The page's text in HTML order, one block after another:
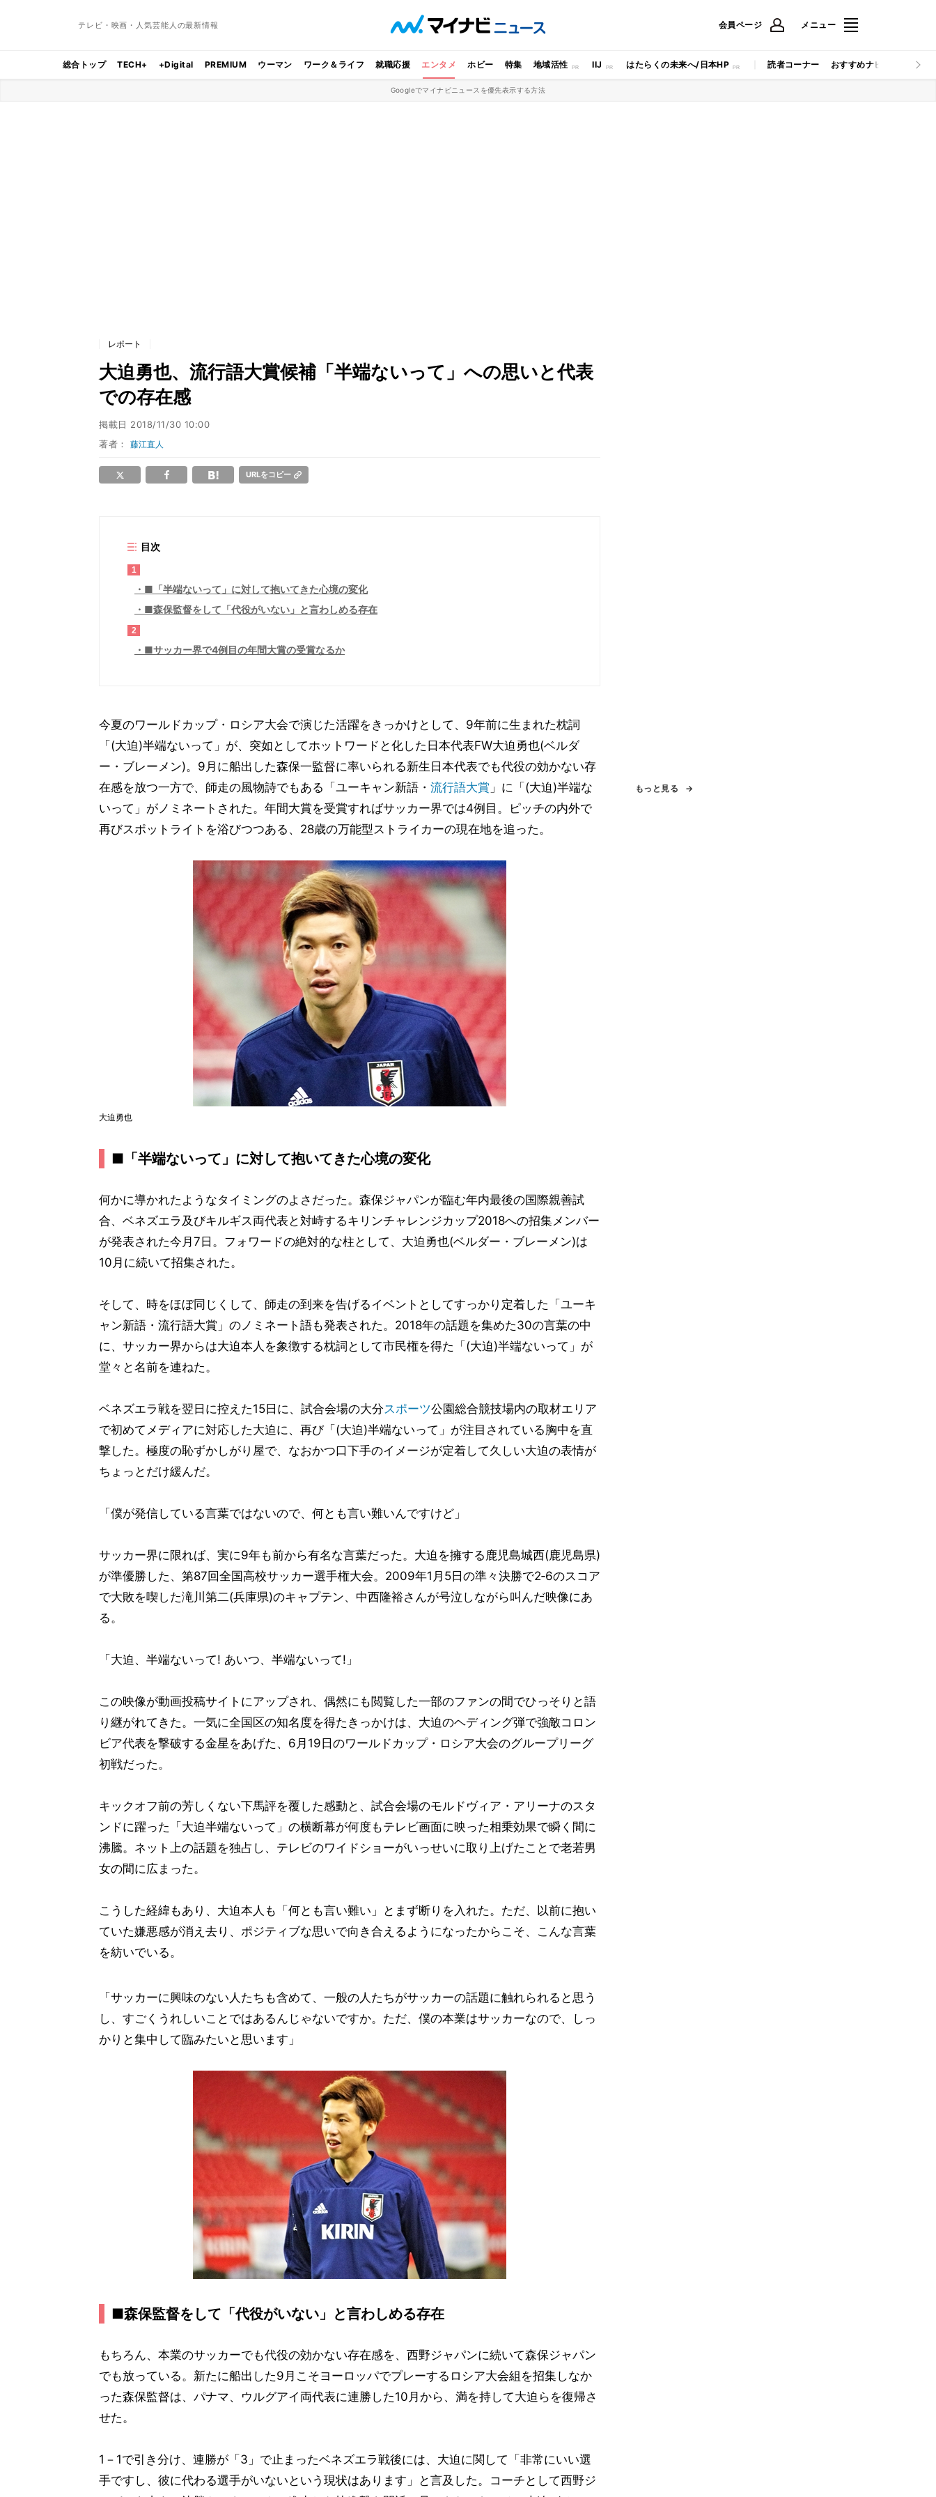
テレビ・映画・人気芸能人の最新情報 会員ページ メニュー
総合トップ TECH+ +Digital PREMIUM ウーマン ワーク＆ライフ 就職応援 エンタメ ホビー 特集 地域活性 IIJ はたらくの未来へ/日本HP 読者コーナー おすすめナビ マイナビ
Googleでマイナビニュースを優先表示する方法
レポート
大迫勇也、流行語大賞候補「半端ないって」への思いと代表
での存在感
掲載日 2018/11/30 10:00
著者：藤江直人
URLをコピー
目次
1
■「半端ないって」に対して抱いてきた心境の変化
■森保監督をして「代役がいない」と言わしめる存在
2
■サッカー界で4例目の年間大賞の受賞なるか
今夏のワールドカップ・ロシア大会で演じた活躍をきっかけとして、9年前に生まれた枕詞
「(大迫)半端ないって」が、突如としてホットワードと化した日本代表FW大迫勇也(ベルダ
ー・ブレーメン)。9月に船出した森保一監督に率いられる新生日本代表でも代役の効かない存
在感を放つ一方で、師走の風物詩でもある「ユーキャン新語・ 流行語大賞 」に「(大迫)半端な
いって」がノミネートされた。年間大賞を受賞すればサッカー界では4例目。ピッチの内外で
再びスポットライトを浴びつつある、28歳の万能型ストライカーの現在地を追った。
大迫勇也
■「半端ないって」に対して抱いてきた心境の変化
何かに導かれたようなタイミングのよさだった。森保ジャパンが臨む年内最後の国際親善試
合、ベネズエラ及びキルギス両代表と対峙するキリンチャレンジカップ2018への招集メンバー
が発表された今月7日。フォワードの絶対的な柱として、大迫勇也(ベルダー・ブレーメン)は
10月に続いて招集された。
そして、時をほぼ同じくして、師走の到来を告げるイベントとしてすっかり定着した「ユーキ
ャン新語・流行語大賞」のノミネート語も発表された。2018年の話題を集めた30の言葉の中
に、サッカー界からは大迫本人を象徴する枕詞として市民権を得た「(大迫)半端ないって」が
堂々と名前を連ねた。
ベネズエラ戦を翌日に控えた15日に、試合会場の大分スポーツ公園総合競技場内の取材エリア
で初めてメディアに対応した大迫に、再び「(大迫)半端ないって」が注目されている胸中を直
撃した。極度の恥ずかしがり屋で、なおかつ口下手のイメージが定着して久しい大迫の表情が
ちょっとだけ緩んだ。
「僕が発信している言葉ではないので、何とも言い難いんですけど」
サッカー界に限れば、実に9年も前から有名な言葉だった。大迫を擁する鹿児島城西(鹿児島県)
が準優勝した、第87回全国高校サッカー選手権大会。2009年1月5日の準々決勝で2‐6のスコア
で大敗を喫した滝川第二(兵庫県)のキャプテン、中西隆裕さんが号泣しながら叫んだ映像にあ
る。
「大迫、半端ないって! あいつ、半端ないって!」
この映像が動画投稿サイトにアップされ、偶然にも閲覧した一部のファンの間でひっそりと語
り継がれてきた。一気に全国区の知名度を得たきっかけは、大迫のヘディング弾で強敵コロン
ビア代表を撃破する金星をあげた、6月19日のワールドカップ・ロシア大会のグループリーグ
初戦だった。
キックオフ前の芳しくない下馬評を覆した感動と、試合会場のモルドヴィア・アリーナのスタ
ンドに躍った「大迫半端ないって」の横断幕が何度もテレビ画面に映った相乗効果で瞬く間に
沸騰。ネット上の話題を独占し、テレビのワイドショーがいっせいに取り上げたことで老若男
女の間に広まった。
こうした経緯もあり、大迫本人も「何とも言い難い」とまず断りを入れた。ただ、以前に抱い
ていた嫌悪感が消え去り、ポジティブな思いで向き合えるようになったからこそ、こんな言葉
を紡いでいる。
「サッカーに興味のない人たちも含めて、一般の人たちがサッカーの話題に触れられると思う
し、すごくうれしいことではあるんじゃないですか。ただ、僕の本業はサッカーなので、しっ
かりと集中して臨みたいと思います」
■森保監督をして「代役がいない」と言わしめる存在
もちろん、本業のサッカーでも代役の効かない存在感を、西野ジャパンに続いて森保ジャパン
でも放っている。新たに船出した9月こそヨーロッパでプレーするロシア大会組を招集しなか
った森保監督は、パナマ、ウルグアイ両代表に連勝した10月から、満を持して大迫らを復帰さ
せた。
1－1で引き分け、連勝が「3」で止まったベネズエラ戦後には、大迫に関して「非常にいい選
手ですし、彼に代わる選手がいないという現状はあります」と言及した。コーチとして西野ジ
もっと見る